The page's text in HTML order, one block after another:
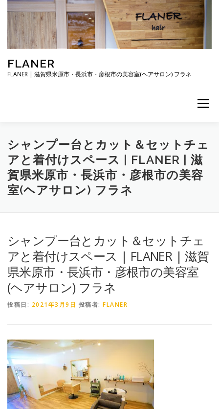
FLANER
FLANER | 滋賀県米原市・長浜市・彦根市の美容室(ヘアサロン) フラネ
メニュー
TOP メニュー・料金 スタイリスト
ご予約・お問合せ お知らせ アクセス・駐車場
シャンプー台とカット＆セットチェ
アと着付けスペース | FLANER | 滋
賀県米原市・長浜市・彦根市の美容
室(ヘアサロン) フラネ
シャンプー台とカット＆セットチェ
アと着付けスペース | FLANER | 滋賀
県米原市・長浜市・彦根市の美容室
(ヘアサロン) フラネ
投稿日: 2021年3月9日 投稿者: FLANER